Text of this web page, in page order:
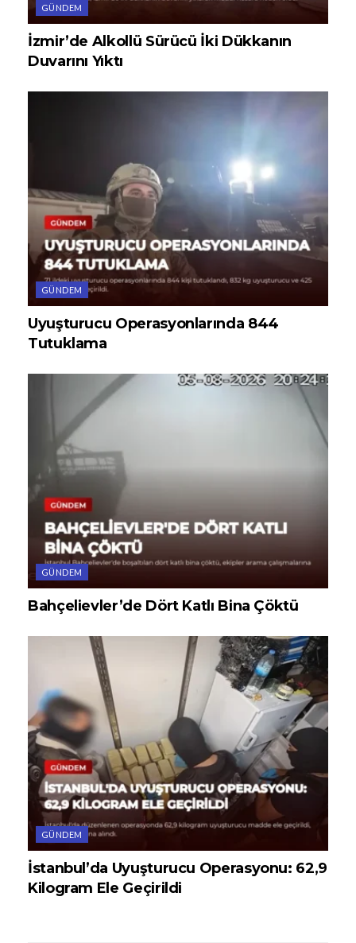
GÜNDEM
İzmir’de Alkollü Sürücü İki Dükkanın
Duvarını Yıktı
GÜNDEM
Uyuşturucu Operasyonlarında 844
Tutuklama
GÜNDEM
Bahçelievler’de Dört Katlı Bina Çöktü
GÜNDEM
İstanbul’da Uyuşturucu Operasyonu: 62,9
Kilogram Ele Geçirildi